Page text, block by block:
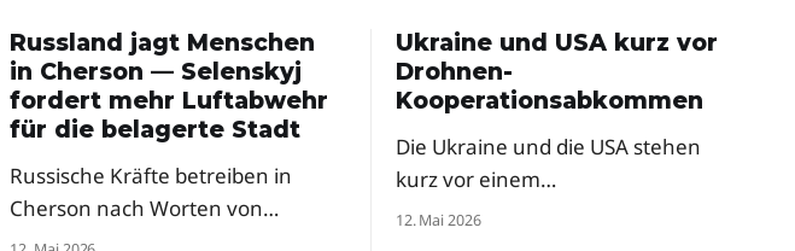
Russland jagt Menschen
in Cherson — Selenskyj
fordert mehr Luftabwehr
für die belagerte Stadt
Russische Kräfte betreiben in
Cherson nach Worten von
Präsident Selenskyj eine
Ukraine und USA kurz vor
Drohnen-
Kooperationsabkommen
Die Ukraine und die USA stehen
kurz vor einem
Rüstungsabkommen zur
12. Mai 2026